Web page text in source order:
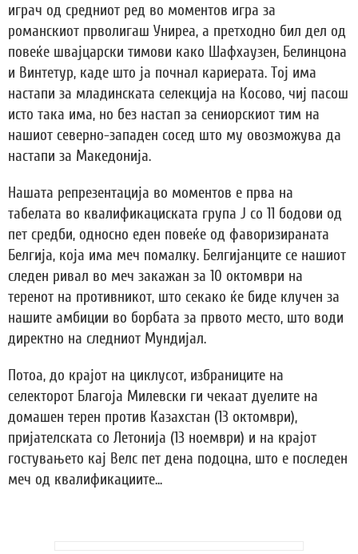
играч од средниот ред во моментов игра за
романскиот прволигаш Униреа, а претходно бил дел од
повеќе швајцарски тимови како Шафхаузен, Белинцона
и Винтетур, каде што ја почнал кариерата. Тој има
настапи за младинската селекција на Косово, чиј пасош
исто така има, но без настап за сениорскиот тим на
нашиот северно-западен сосед што му овозможува да
настапи за Македонија.
Нашата репрезентација во моментов е прва на
табелата во квалификациската група Ј со 11 бодови од
пет средби, односно еден повеќе од фаворизираната
Белгија, која има меч помалку. Белгијанците се нашиот
следен ривал во меч закажан за 10 октомври на
теренот на противникот, што секако ќе биде клучен за
нашите амбиции во борбата за првото место, што води
директно на следниот Мундијал.
Потоа, до крајот на циклусот, избраниците на
селекторот Благоја Милевски ги чекаат дуелите на
домашен терен против Казахстан (13 октомври),
пријателската со Летонија (13 ноември) и на крајот
гостувањето кај Велс пет дена подоцна, што е последен
меч од квалификациите...